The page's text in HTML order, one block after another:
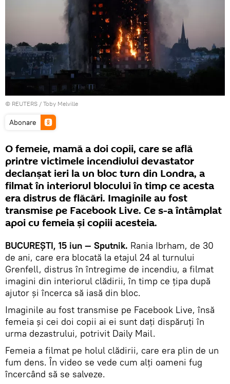
© REUTERS / Toby Melville
Abonare
O femeie, mamă a doi copii, care se află
printre victimele incendiului devastator
declanşat ieri la un bloc turn din Londra, a
filmat în interiorul blocului în timp ce acesta
era distrus de flăcări. Imaginile au fost
transmise pe Facebook Live. Ce s-a întâmplat
apoi cu femeia şi copiii acesteia.
BUCUREŞTI, 15 iun — Sputnik. Rania Ibrham, de 30
de ani, care era blocată la etajul 24 al turnului
Grenfell, distrus în întregime de incendiu, a filmat
imagini din interiorul clădirii, în timp ce ţipa după
ajutor şi încerca să iasă din bloc.
Imaginile au fost transmise pe Facebook Live, însă
femeia şi cei doi copii ai ei sunt daţi dispăruţi în
urma dezastrului, potrivit Daily Mail.
Femeia a filmat pe holul clădirii, care era plin de un
fum dens. În video se vede cum alţi oameni fug
încercând să se salveze.